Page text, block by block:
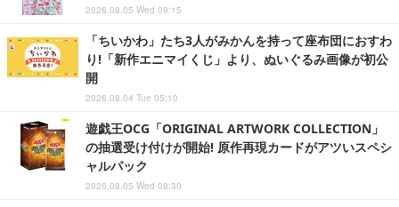
2026.08.05 Wed 09:15
「ちいかわ」たち3人がみかんを持って座布団におすわ
り!「新作エニマイくじ」より、ぬいぐるみ画像が初公
開
2026.08.04 Tue 05:10
遊戯王OCG「ORIGINAL ARTWORK COLLECTION」
の抽選受け付けが開始! 原作再現カードがアツいスペシ
ャルパック
2026.08.05 Wed 08:30